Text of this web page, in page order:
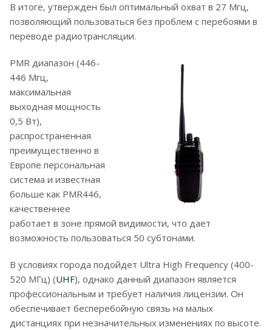
В итоге, утвержден был оптимальный охват в 27 Мгц,
позволяющий пользоваться без проблем с перебоями в
переводе радиотрансляции.
PMR диапазон (446-
446 Мгц,
максимальная
выходная мощность
0,5 Вт),
распространенная
преимущественно в
Европе персональная
система и известная
больше как PMR446,
качественнее
работает в зоне прямой видимости, что дает
возможность пользоваться 50 субтонами.
В условиях города подойдет Ultra High Frequency (400-
520 МГц) (UHF), однако данный диапазон является
профессиональным и требует наличия лицензии. Он
обеспечивает бесперебойную связь на малых
дистанциях при незначительных изменениях по высоте.